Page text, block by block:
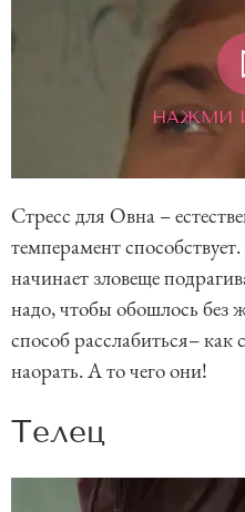
НАЖМИ
Стресс для Овна –
темперамент
начинает зловеще
надо, чтобы обошлось без
способ расслабиться– как
наорать. А то чего они!
Телец